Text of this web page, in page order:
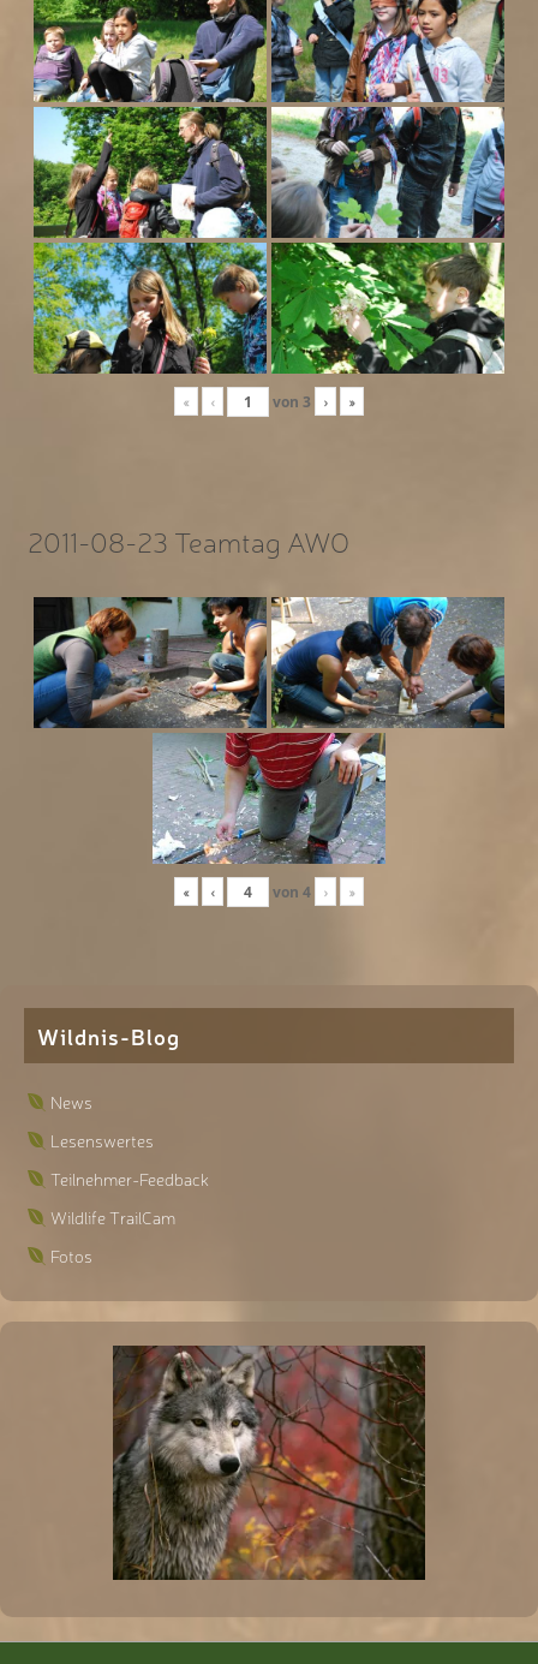
« ‹ von 3 › »
2011-08-23 Teamtag AWO
« ‹ von 4 › »
Wildnis-Blog
News
Lesenswertes
Teilnehmer-Feedback
Wildlife TrailCam
Fotos